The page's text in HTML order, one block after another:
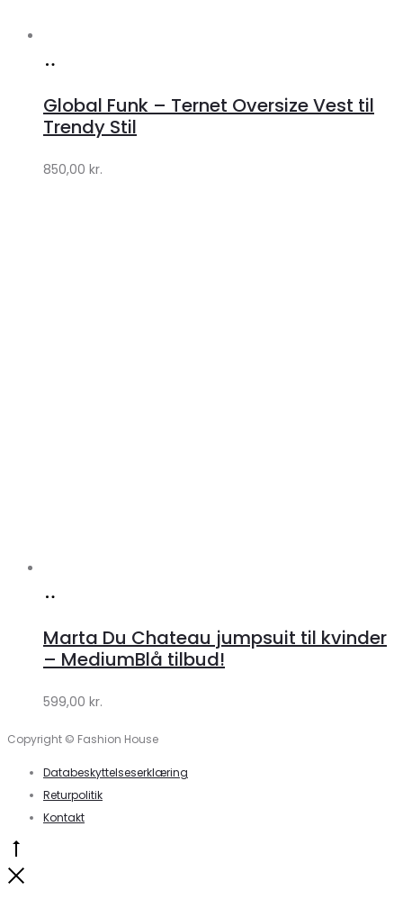
Lykke
Lykke
Global Funk – Ternet Oversize Vest til
Trendy Stil
850,00 kr.
Klædeskabet.dk
Marta Du Chateau jumpsuit til kvinder
– MediumBlå tilbud!
599,00 kr.
Copyright © Fashion House
Databeskyttelseserklæring
Returpolitik
Kontakt